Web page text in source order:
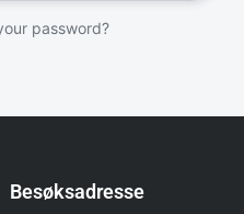
password?
Besøksadresse